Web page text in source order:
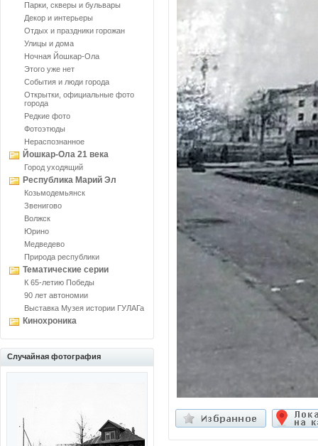
Парки, скверы и бульвары
Декор и интерьеры
Отдых и праздники горожан
Улицы и дома
Ночная Йошкар-Ола
Этого уже нет
События и люди города
Открытки, официальные фото
города
Редкие фото
Фотоэтюды
Нераспознанное
Йошкар-Ола 21 века
Город уходящий
Республика Марий Эл
Козьмодемьянск
Звенигово
Волжск
Юрино
Медведево
Природа республики
Тематические серии
К 65-летию Победы
90 лет автономии
Выставка Музея истории ГУЛАГа
Кинохроника
Случайная фотография